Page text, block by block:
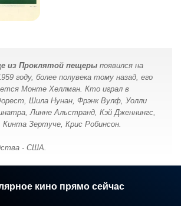
из Проклятой пещеры появился на
году, более полувека тому назад, его
Монте Хеллман. Кто играл в
Шила Нунан, Фрэнк Вулф, Уолли
Линне Альстранд, Кэй Дженнингс,
Зертуче, Крис Робинсон.
- США.
кино прямо сейчас